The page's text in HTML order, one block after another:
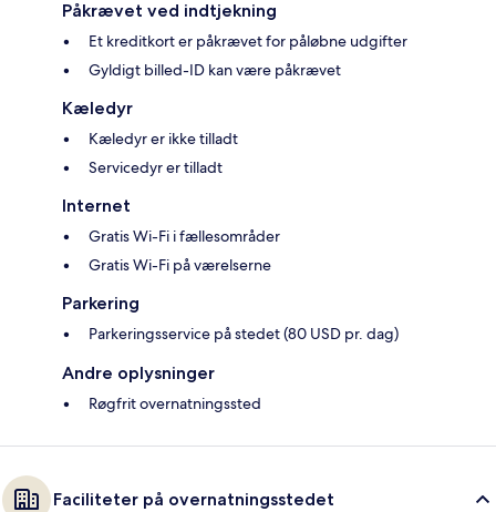
Påkrævet ved indtjekning
Et kreditkort er påkrævet for påløbne udgifter
Gyldigt billed-ID kan være påkrævet
Kæledyr
Kæledyr er ikke tilladt
Servicedyr er tilladt
Internet
Gratis Wi-Fi i fællesområder
Gratis Wi-Fi på værelserne
Parkering
Parkeringsservice på stedet (80 USD pr. dag)
Andre oplysninger
Røgfrit overnatningssted
Faciliteter på overnatningsstedet